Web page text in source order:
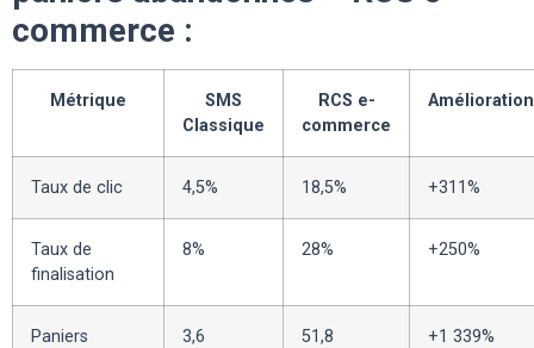
commerce :
Métrique
SMS
Classique
RCS e-
commerce
Amélioration
Taux de clic 4,5% 18,5% +311%
Taux de
finalisation
8% 28% +250%
Paniers
3,6 51,8 +1 339%